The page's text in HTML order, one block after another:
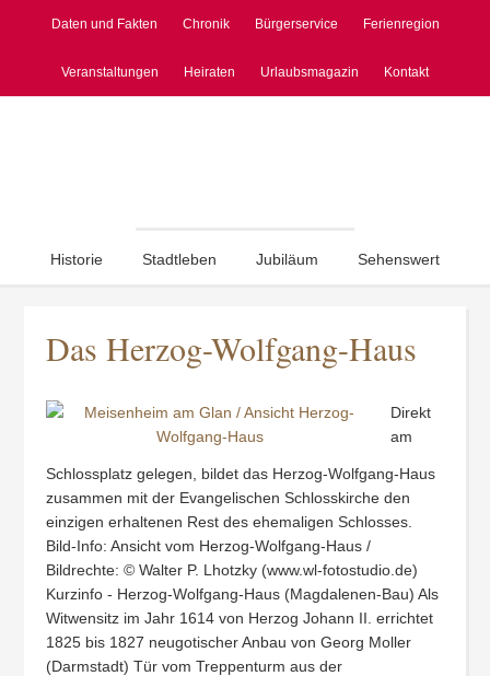
Daten und Fakten Chronik Bürgerservice Ferienregion
Veranstaltungen Heiraten Urlaubsmagazin Kontakt
Historie Stadtleben Jubiläum Sehenswert
Das Herzog-Wolfgang-Haus
Direkt
am
Schlossplatz gelegen, bildet das Herzog-Wolfgang-Haus
zusammen mit der Evangelischen Schlosskirche den
einzigen erhaltenen Rest des ehemaligen Schlosses.
Bild-Info: Ansicht vom Herzog-Wolfgang-Haus /
Bildrechte: © Walter P. Lhotzky (www.wl-fotostudio.de)
Kurzinfo - Herzog-Wolfgang-Haus (Magdalenen-Bau) Als
Witwensitz im Jahr 1614 von Herzog Johann II. errichtet
1825 bis 1827 neugotischer Anbau von Georg Moller
(Darmstadt) Tür vom Treppenturm aus der